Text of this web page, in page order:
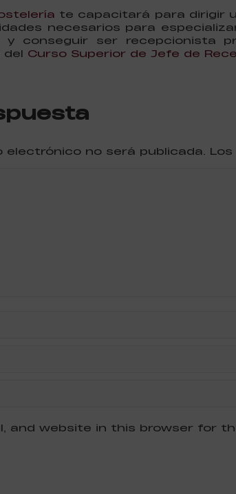
te capacitará para dirigir
necesarios para
y conseguir ser recepcionista
Curso Superior de Jefe de
electrónico no será publicada.
and website in this browser for